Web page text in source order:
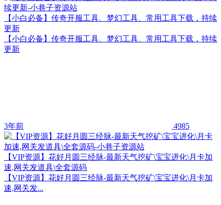
【小白必备】传奇开服工具、梦幻工具、常用工具下载，持续
更新
【小白必备】传奇开服工具、梦幻工具、常用工具下载，持续
更新
3年前 4985
【VIP资源】花好月圆三经脉-最新天气挖矿\宝宝进化\月卡加
速,网关发道具\全套源码
【VIP资源】花好月圆三经脉-最新天气挖矿\宝宝进化\月卡加
速,网关发...